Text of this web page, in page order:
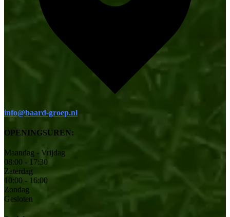
info@baard-groep.nl
OPENINGSUREN:
Maandag - Vrijdag
08:00 - 17:30
Zaterdag
10:00 - 16:00
Zondag
Gesloten